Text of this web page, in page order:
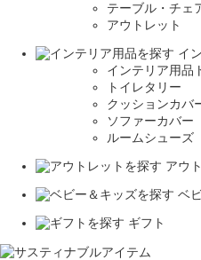
テーブル・チェ
アウトレット
イ
インテリア用品
トイレタリー
クッションカバ
ソファーカバー
ルームシューズ
アウ
ベ
ギフト